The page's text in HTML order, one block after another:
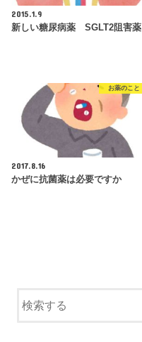
2015.1.9
新しい糖尿病薬 SGLT2阻害薬
お薬のこと
2017.8.16
かぜに抗菌薬は必要ですか